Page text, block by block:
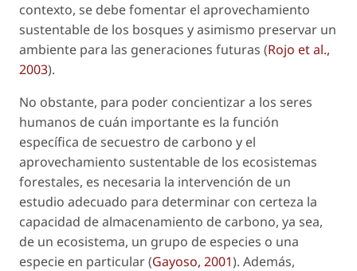
contexto, se debe fomentar el aprovechamiento
sustentable de los bosques y asimismo preservar un
ambiente para las generaciones futuras (Rojo et al.,
2003).
No obstante, para poder concientizar a los seres
humanos de cuán importante es la función
específica de secuestro de carbono y el
aprovechamiento sustentable de los ecosistemas
forestales, es necesaria la intervención de un
estudio adecuado para determinar con certeza la
capacidad de almacenamiento de carbono, ya sea,
de un ecosistema, un grupo de especies o una
especie en particular (Gayoso, 2001). Además,